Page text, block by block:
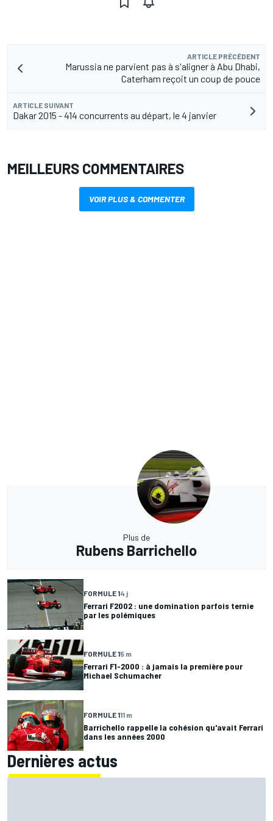
ARTICLE PRÉCÉDENT
Marussia ne parvient pas à s'aligner à Abu Dhabi,
Caterham reçoit un coup de pouce
ARTICLE SUIVANT
Dakar 2015 - 414 concurrents au départ, le 4 janvier
MEILLEURS COMMENTAIRES
VOIR PLUS & COMMENTER
Plus de
Rubens Barrichello
FORMULE 14 j
Ferrari F2002 : une domination parfois ternie
par les polémiques
FORMULE 15 m
Ferrari F1-2000 : à jamais la première pour
Michael Schumacher
FORMULE 111 m
Barrichello rappelle la cohésion qu'avait Ferrari
dans les années 2000
Dernières actus